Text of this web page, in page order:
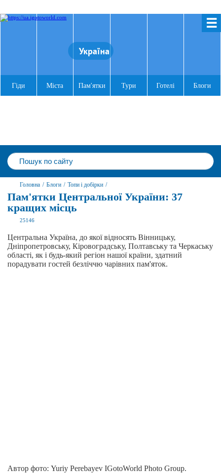
☰
Україна
Гіди Міста Пам'ятки Тури Готелі Блоги
Головна / Блоги / Топи і добірки /
Пам'ятки Центральної України: 37
кращих місць
25146
Центральна Україна, до якої відносять Вінницьку,
Дніпропетровську, Кіровоградську, Полтавську та Черкаську
області, як і будь-який регіон нашої країни, здатний
порадувати гостей безліччю чарівних пам'яток.
Автор фото: Yuriy Perebayev IGotoWorld Photo Group.